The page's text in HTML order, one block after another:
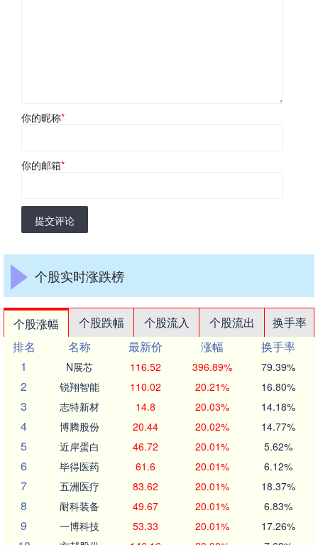
你的昵称*
你的邮箱*
提交评论
个股实时涨跌榜
个股涨幅 个股跌幅 个股流入 个股流出
换手率
排名
名称 最新价 涨幅
换手率
1
N展芯 116.52 396.89% 79.39%
2 锐翔智能 110.02 20.21% 16.80%
3 志特新材 14.8 20.03% 14.18%
4 博腾股份 20.44 20.02% 14.77%
5 近岸蛋白 46.72 20.01% 5.62%
6 毕得医药 61.6 20.01% 6.12%
7 五洲医疗 83.62 20.01% 18.37%
8 耐科装备 49.67 20.01% 6.83%
9 一博科技 53.33 20.01% 17.26%